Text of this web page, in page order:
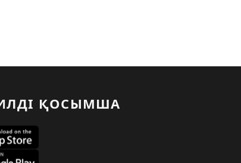
ҚОСЫМША